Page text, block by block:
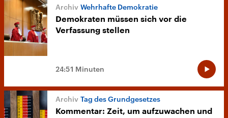
Wehrhafte Demokratie
Demokraten müssen sich vor die
Verfassung stellen
24:51 Minuten
Tag des Grundgesetzes
Kommentar: Zeit, um aufzuwachen und